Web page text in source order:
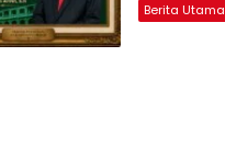
Berita Utama